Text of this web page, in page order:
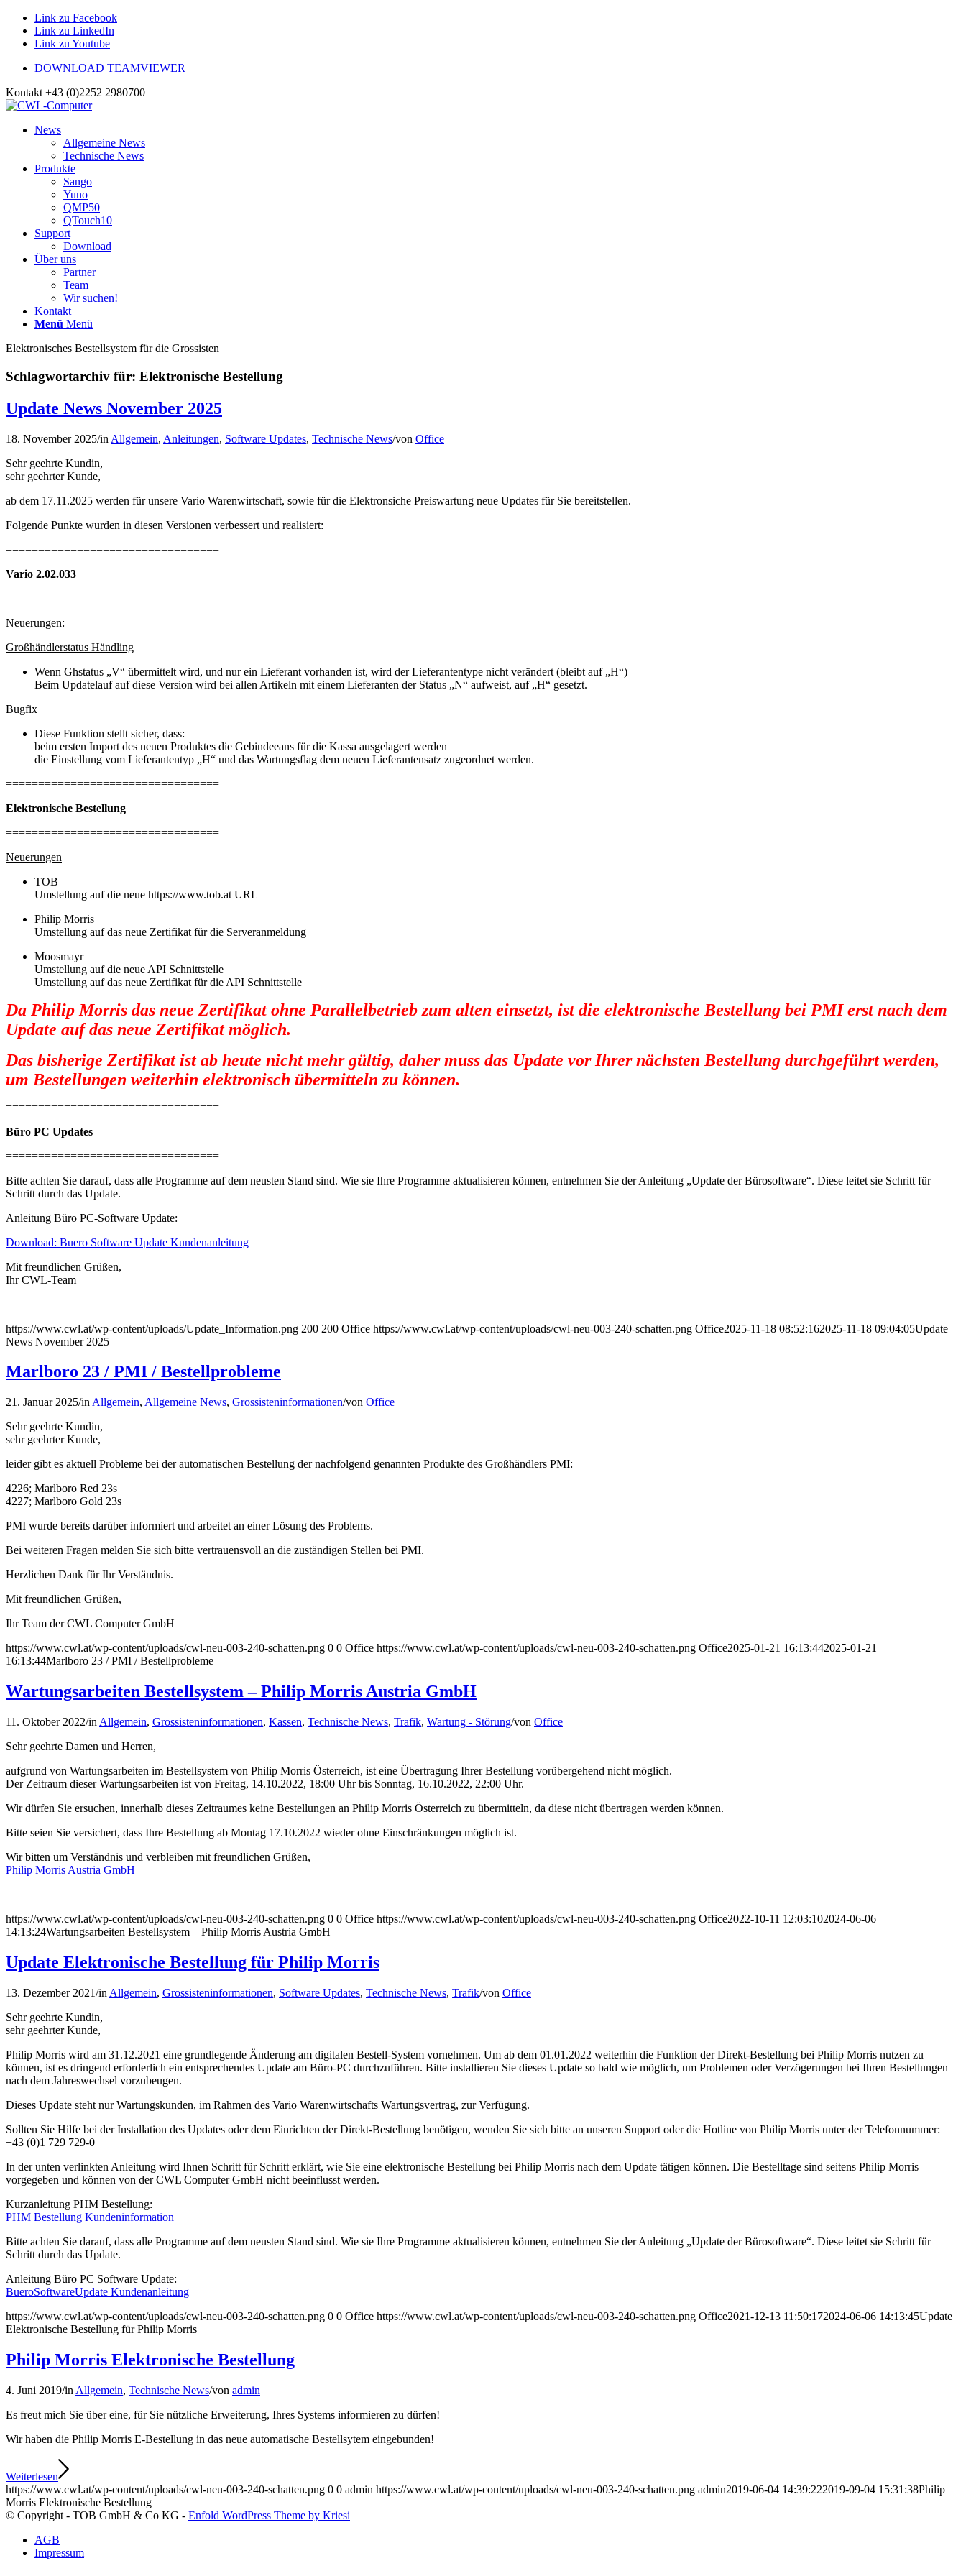
Link zu Facebook
Link zu LinkedIn
Link zu Youtube
DOWNLOAD TEAMVIEWER
Kontakt +43 (0)2252 2980700
News
Allgemeine News
Technische News
Produkte
Sango
Yuno
QMP50
QTouch10
Support
Download
Über uns
Partner
Team
Wir suchen!
Kontakt
Menü Menü
Elektronisches Bestellsystem für die Grossisten
Schlagwortarchiv für: Elektronische Bestellung
Update News November 2025
18. November 2025/in Allgemein, Anleitungen, Software Updates, Technische News/von Office
Sehr geehrte Kundin,
sehr geehrter Kunde,
ab dem 17.11.2025 werden für unsere Vario Warenwirtschaft, sowie für die Elektronsiche Preiswartung neue Updates für Sie bereitstellen.
Folgende Punkte wurden in diesen Versionen verbessert und realisiert:
=================================
Vario 2.02.033
=================================
Neuerungen:
Großhändlerstatus Händling
Wenn Ghstatus „V“ übermittelt wird, und nur ein Lieferant vorhanden ist, wird der Lieferantentype nicht verändert (bleibt auf „H“)
Beim Updatelauf auf diese Version wird bei allen Artikeln mit einem Lieferanten der Status „N“ aufweist, auf „H“ gesetzt.
Bugfix
Diese Funktion stellt sicher, dass:
beim ersten Import des neuen Produktes die Gebindeeans für die Kassa ausgelagert werden
die Einstellung vom Lieferantentyp „H“ und das Wartungsflag dem neuen Lieferantensatz zugeordnet werden.
=================================
Elektronische Bestellung
=================================
Neuerungen
TOB
Umstellung auf die neue https://www.tob.at URL
Philip Morris
Umstellung auf das neue Zertifikat für die Serveranmeldung
Moosmayr
Umstellung auf die neue API Schnittstelle
Umstellung auf das neue Zertifikat für die API Schnittstelle
Da Philip Morris das neue Zertifikat ohne Parallelbetrieb zum alten einsetzt, ist die elektronische Bestellung bei PMI erst nach dem
Update auf das neue Zertifikat möglich.
Das bisherige Zertifikat ist ab heute nicht mehr gültig, daher muss das Update vor Ihrer nächsten Bestellung durchgeführt werden,
um Bestellungen weiterhin elektronisch übermitteln zu können.
=================================
Büro PC Updates
=================================
Bitte achten Sie darauf, dass alle Programme auf dem neusten Stand sind. Wie sie Ihre Programme aktualisieren können, entnehmen Sie der Anleitung „Update der Bürosoftware“. Diese leitet sie Schritt für
Schritt durch das Update.
Anleitung Büro PC-Software Update:
Download: Buero Software Update Kundenanleitung
Mit freundlichen Grüßen,
Ihr CWL-Team
https://www.cwl.at/wp-content/uploads/Update_Information.png 200 200 Office https://www.cwl.at/wp-content/uploads/cwl-neu-003-240-schatten.png Office2025-11-18 08:52:162025-11-18 09:04:05Update
News November 2025
Marlboro 23 / PMI / Bestellprobleme
21. Januar 2025/in Allgemein, Allgemeine News, Grossisteninformationen/von Office
Sehr geehrte Kundin,
sehr geehrter Kunde,
leider gibt es aktuell Probleme bei der automatischen Bestellung der nachfolgend genannten Produkte des Großhändlers PMI:
4226; Marlboro Red 23s
4227; Marlboro Gold 23s
PMI wurde bereits darüber informiert und arbeitet an einer Lösung des Problems.
Bei weiteren Fragen melden Sie sich bitte vertrauensvoll an die zuständigen Stellen bei PMI.
Herzlichen Dank für Ihr Verständnis.
Mit freundlichen Grüßen,
Ihr Team der CWL Computer GmbH
https://www.cwl.at/wp-content/uploads/cwl-neu-003-240-schatten.png 0 0 Office https://www.cwl.at/wp-content/uploads/cwl-neu-003-240-schatten.png Office2025-01-21 16:13:442025-01-21
16:13:44Marlboro 23 / PMI / Bestellprobleme
Wartungsarbeiten Bestellsystem – Philip Morris Austria GmbH
11. Oktober 2022/in Allgemein, Grossisteninformationen, Kassen, Technische News, Trafik, Wartung - Störung/von Office
Sehr geehrte Damen und Herren,
aufgrund von Wartungsarbeiten im Bestellsystem von Philip Morris Österreich, ist eine Übertragung Ihrer Bestellung vorübergehend nicht möglich.
Der Zeitraum dieser Wartungsarbeiten ist von Freitag, 14.10.2022, 18:00 Uhr bis Sonntag, 16.10.2022, 22:00 Uhr.
Wir dürfen Sie ersuchen, innerhalb dieses Zeitraumes keine Bestellungen an Philip Morris Österreich zu übermitteln, da diese nicht übertragen werden können.
Bitte seien Sie versichert, dass Ihre Bestellung ab Montag 17.10.2022 wieder ohne Einschränkungen möglich ist.
Wir bitten um Verständnis und verbleiben mit freundlichen Grüßen,
Philip Morris Austria GmbH
https://www.cwl.at/wp-content/uploads/cwl-neu-003-240-schatten.png 0 0 Office https://www.cwl.at/wp-content/uploads/cwl-neu-003-240-schatten.png Office2022-10-11 12:03:102024-06-06
14:13:24Wartungsarbeiten Bestellsystem – Philip Morris Austria GmbH
Update Elektronische Bestellung für Philip Morris
13. Dezember 2021/in Allgemein, Grossisteninformationen, Software Updates, Technische News, Trafik/von Office
Sehr geehrte Kundin,
sehr geehrter Kunde,
Philip Morris wird am 31.12.2021 eine grundlegende Änderung am digitalen Bestell-System vornehmen. Um ab dem 01.01.2022 weiterhin die Funktion der Direkt-Bestellung bei Philip Morris nutzen zu
können, ist es dringend erforderlich ein entsprechendes Update am Büro-PC durchzuführen. Bitte installieren Sie dieses Update so bald wie möglich, um Problemen oder Verzögerungen bei Ihren Bestellungen
nach dem Jahreswechsel vorzubeugen.
Dieses Update steht nur Wartungskunden, im Rahmen des Vario Warenwirtschafts Wartungsvertrag, zur Verfügung.
Sollten Sie Hilfe bei der Installation des Updates oder dem Einrichten der Direkt-Bestellung benötigen, wenden Sie sich bitte an unseren Support oder die Hotline von Philip Morris unter der Telefonnummer:
+43 (0)1 729 729-0
In der unten verlinkten Anleitung wird Ihnen Schritt für Schritt erklärt, wie Sie eine elektronische Bestellung bei Philip Morris nach dem Update tätigen können. Die Bestelltage sind seitens Philip Morris
vorgegeben und können von der CWL Computer GmbH nicht beeinflusst werden.
Kurzanleitung PHM Bestellung:
PHM Bestellung Kundeninformation
Bitte achten Sie darauf, dass alle Programme auf dem neusten Stand sind. Wie sie Ihre Programme aktualisieren können, entnehmen Sie der Anleitung „Update der Bürosoftware“. Diese leitet sie Schritt für
Schritt durch das Update.
Anleitung Büro PC Software Update:
BueroSoftwareUpdate Kundenanleitung
https://www.cwl.at/wp-content/uploads/cwl-neu-003-240-schatten.png 0 0 Office https://www.cwl.at/wp-content/uploads/cwl-neu-003-240-schatten.png Office2021-12-13 11:50:172024-06-06 14:13:45Update
Elektronische Bestellung für Philip Morris
Philip Morris Elektronische Bestellung
4. Juni 2019/in Allgemein, Technische News/von admin
Es freut mich Sie über eine, für Sie nützliche Erweiterung, Ihres Systems informieren zu dürfen!
Wir haben die Philip Morris E-Bestellung in das neue automatische Bestellsytem eingebunden!
Weiterlesen
https://www.cwl.at/wp-content/uploads/cwl-neu-003-240-schatten.png 0 0 admin https://www.cwl.at/wp-content/uploads/cwl-neu-003-240-schatten.png admin2019-06-04 14:39:222019-09-04 15:31:38Philip
Morris Elektronische Bestellung
© Copyright - TOB GmbH & Co KG - Enfold WordPress Theme by Kriesi
AGB
Impressum